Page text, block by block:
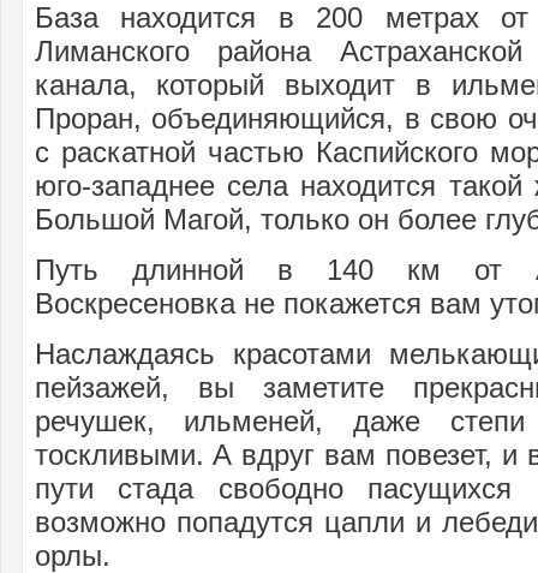
База находится в 200 метрах от
Лиманского района
канала, который выходит в
Проран, объединяющийся, в свою
с раскатной частью Каспийского
юго-западнее села находится
Большой Магой, только он более
Путь длинной в 140 км от
Воскресеновка не покажется вам
Наслаждаясь красотами
пейзажей, вы заметите
речушек, ильменей, даже
тоскливыми. А вдруг вам повезет, и
пути стада свободно
возможно попадутся цапли и
орлы.